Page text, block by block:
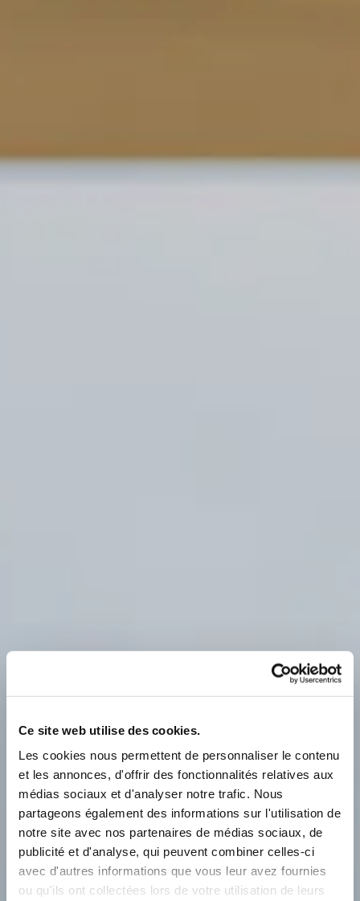
Ce site web utilise des cookies.
Les cookies nous permettent de personnaliser le contenu
et les annonces, d'offrir des fonctionnalités relatives aux
médias sociaux et d'analyser notre trafic. Nous
partageons également des informations sur l'utilisation de
notre site avec nos partenaires de médias sociaux, de
publicité et d'analyse, qui peuvent combiner celles-ci
avec d'autres informations que vous leur avez fournies
ou qu'ils ont collectées lors de votre utilisation de leurs